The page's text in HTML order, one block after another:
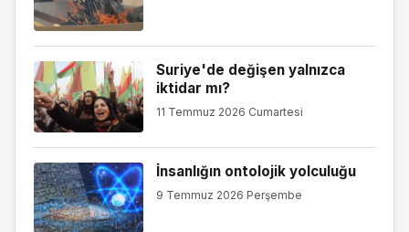
Suriye'de değişen yalnızca
iktidar mı?
11 Temmuz 2026 Cumartesi
İnsanlığın ontolojik yolculuğu
9 Temmuz 2026 Perşembe